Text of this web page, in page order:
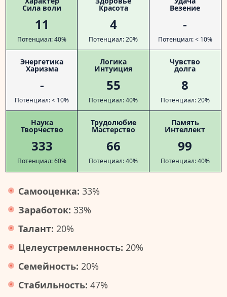
Сила воли
11
Потенциал: 40%
Красота
4
Потенциал: 20%
Везение
-
Потенциал: < 10%
Энергетика
Харизма
-
Потенциал: < 10%
Логика
Интуиция
55
Потенциал: 40%
Чувство
долга
8
Потенциал: 20%
Наука
Творчество
333
Потенциал: 60%
Трудолюбие
Мастерство
66
Потенциал: 40%
Память
Интеллект
99
Потенциал: 40%
Самооценка: 33%
Заработок: 33%
Талант: 20%
Целеустремленность: 20%
Семейность: 20%
Стабильность: 47%